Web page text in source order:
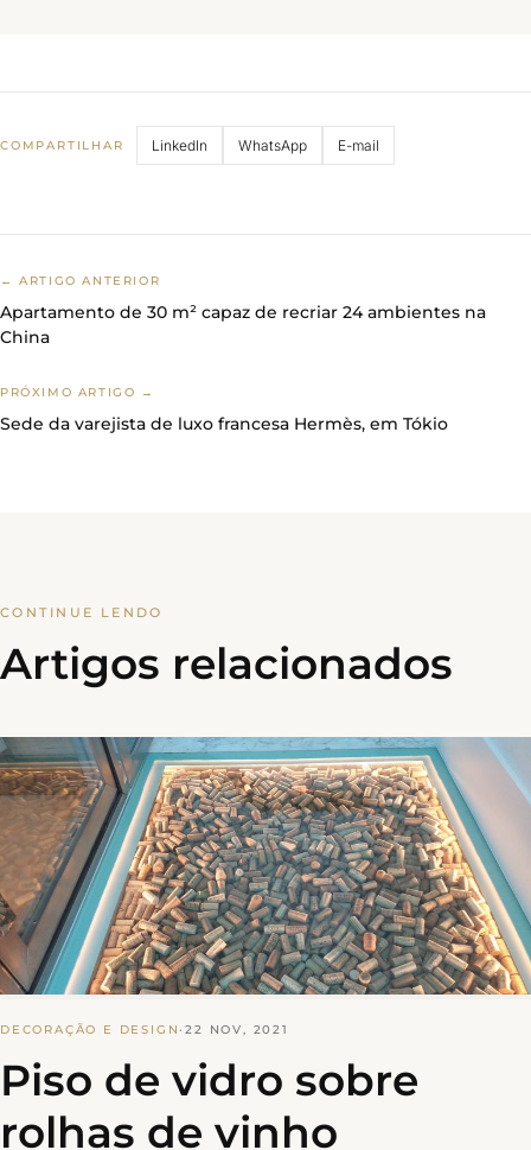
COMPARTILHAR LinkedIn WhatsApp E-mail
← ARTIGO ANTERIOR
Apartamento de 30 m² capaz de recriar 24 ambientes na
China
PRÓXIMO ARTIGO →
Sede da varejista de luxo francesa Hermès, em Tókio
CONTINUE LENDO
Artigos relacionados
DECORAÇÃO E DESIGN·22 NOV, 2021
Piso de vidro sobre
rolhas de vinho